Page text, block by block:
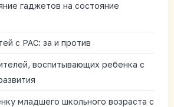
гаджетов на состояние
с РАС: за и против
воспитывающих ребенка с
младшего школьного возраста с